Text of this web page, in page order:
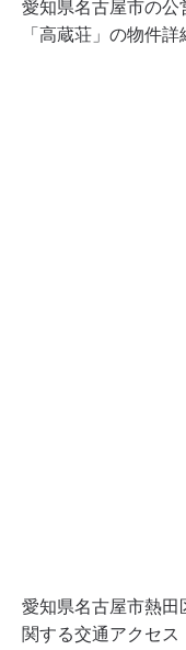
愛知県名古屋市の公
「高蔵荘」の物件
愛知県名古屋市熱田
関する交通アクセ